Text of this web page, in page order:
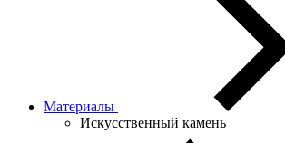
Материалы
Искусственный камень